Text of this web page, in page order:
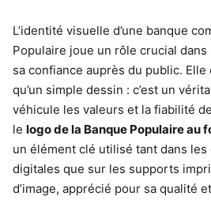
L’identité visuelle d’une banque
Populaire joue un rôle crucial
sa confiance auprès du public.
qu’un simple dessin : c’est un
véhicule les valeurs et la fiabilité
le logo de la Banque Populaire au
un élément clé utilisé tant dans les
digitales que sur les supports
d’image, apprécié pour sa qualité